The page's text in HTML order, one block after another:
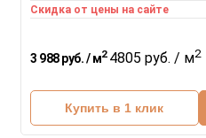
Скидка от цены на сайте
3 988 руб. / м2 4805 руб. / м2
Купить в 1 клик